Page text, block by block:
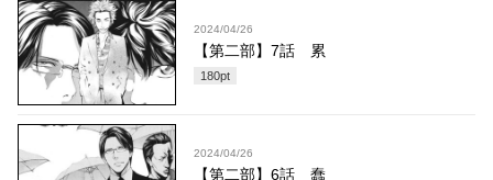
2024/04/26
【第二部】7話 累
180pt
2024/04/26
【第二部】6話 蠢